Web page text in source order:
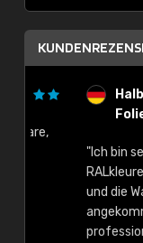
Halbert
"Ich bin sehr
und die Ware
angekommen.
professionell.